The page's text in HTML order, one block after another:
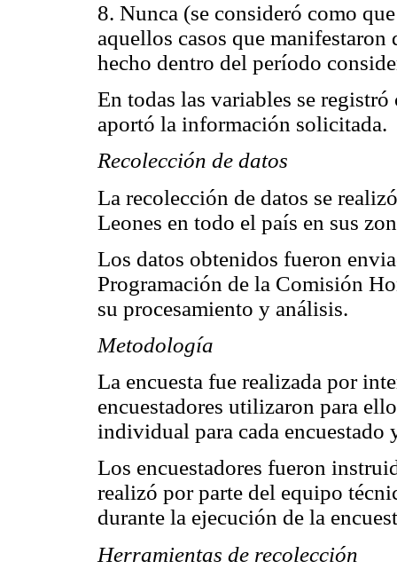
8. Nunca (se consideró como
aquellos casos que
hecho dentro del período
En todas las variables se
aportó la información solicitada.
Recolección de datos
La recolección de datos se
Leones en todo el país en sus
Los datos obtenidos fueron
Programación de la Comisión
su procesamiento y análisis.
Metodología
La encuesta fue realizada por
encuestadores utilizaron para
individual para cada
Los encuestadores fueron
realizó por parte del equipo
durante la ejecución de la
Herramientas de recolección